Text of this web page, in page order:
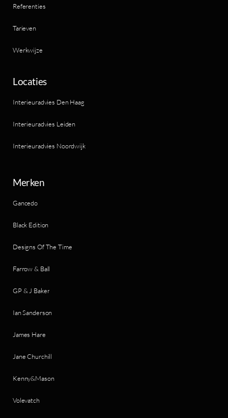
Referenties
Tarieven
Werkwijze
Locaties
Interieuradvies Den Haag
Interieuradvies Leiden
Interieuradvies Noordwijk
Merken
Gancedo
Black Edition
Designs Of The Time
Farrow & Ball
GP & J Baker
Ian Sanderson
James Hare
Jane Churchill
Kenny&Mason
Volevatch